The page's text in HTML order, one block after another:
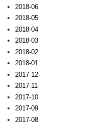
2018-06
2018-05
2018-04
2018-03
2018-02
2018-01
2017-12
2017-11
2017-10
2017-09
2017-08